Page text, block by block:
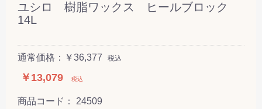
ユシロ 樹脂ワックス ヒールブロック
14L
通常価格：￥36,377 税込
￥13,079 税込
商品コード： 24509